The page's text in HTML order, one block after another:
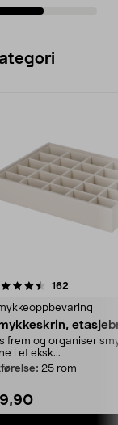
162
frem og organiser
i et eksk...
25 rom
4.5 av 5 stjerner